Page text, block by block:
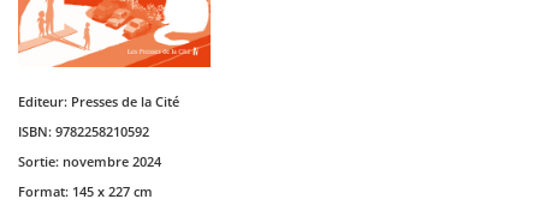
Editeur: Presses de la Cité
ISBN: 9782258210592
Sortie: novembre 2024
Format: 145 x 227 cm